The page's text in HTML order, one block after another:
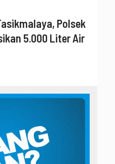
Polsek
5.000 Liter Air